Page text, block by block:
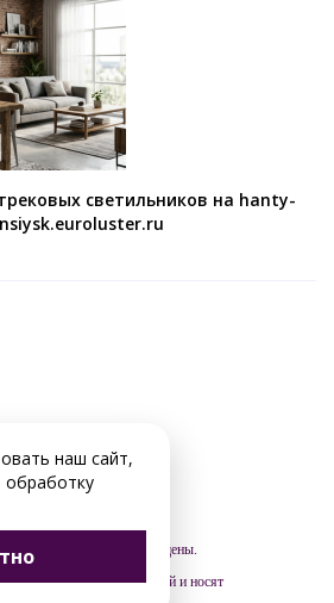
светильников на hanty-
Все права защищены.
публичной офертой и носят
наш сайт,
обработку